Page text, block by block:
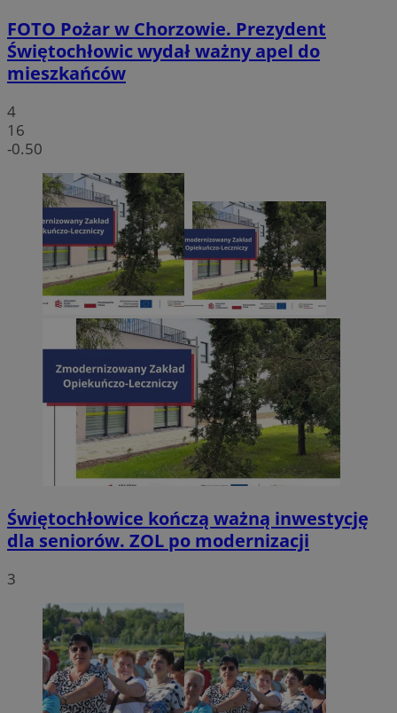
FOTO Pożar w Chorzowie. Prezydent
Świętochłowic wydał ważny apel do
mieszkańców
4
16
-0.50
Świętochłowice kończą ważną inwestycję
dla seniorów. ZOL po modernizacji
3